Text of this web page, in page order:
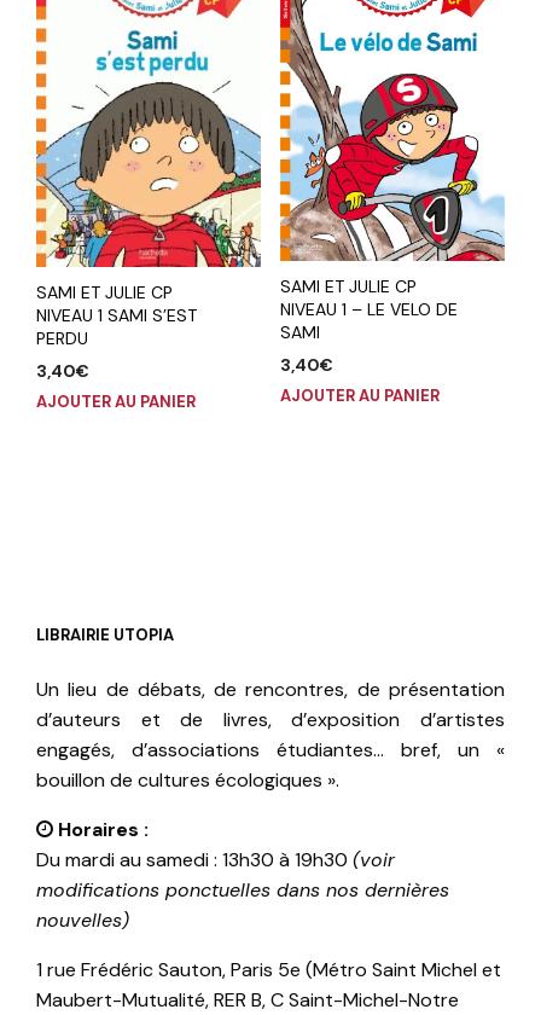
SAMI ET JULIE CP
NIVEAU 1 SAMI S’EST
PERDU
3,40€
AJOUTER AU PANIER
SAMI ET JULIE CP
NIVEAU 1 – LE VELO DE
SAMI
3,40€
AJOUTER AU PANIER
LIBRAIRIE UTOPIA
Un lieu de débats, de rencontres, de présentation
d’auteurs et de livres, d’exposition d’artistes
engagés, d’associations étudiantes… bref, un «
bouillon de cultures écologiques ».
Horaires :
Du mardi au samedi : 13h30 à 19h30 (voir
modifications ponctuelles dans nos dernières
nouvelles)
1 rue Frédéric Sauton, Paris 5e (Métro Saint Michel et
Maubert-Mutualité, RER B, C Saint-Michel-Notre